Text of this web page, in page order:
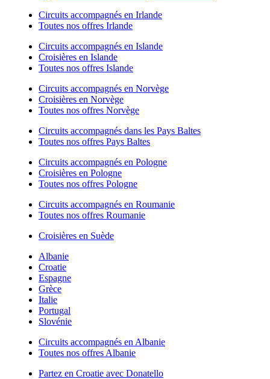
Circuits accompagnés en Irlande
Toutes nos offres Irlande
Circuits accompagnés en Islande
Croisières en Islande
Toutes nos offres Islande
Circuits accompagnés en Norvège
Croisières en Norvège
Toutes nos offres Norvège
Circuits accompagnés dans les Pays Baltes
Toutes nos offres Pays Baltes
Circuits accompagnés en Pologne
Croisières en Pologne
Toutes nos offres Pologne
Circuits accompagnés en Roumanie
Toutes nos offres Roumanie
Croisières en Suède
Albanie
Croatie
Espagne
Grèce
Italie
Portugal
Slovénie
Circuits accompagnés en Albanie
Toutes nos offres Albanie
Partez en Croatie avec Donatello